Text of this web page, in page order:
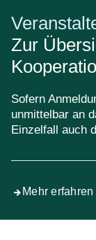
Zur
Sofern
unmittelbar an
Einzelfall auch
Mehr erfahren